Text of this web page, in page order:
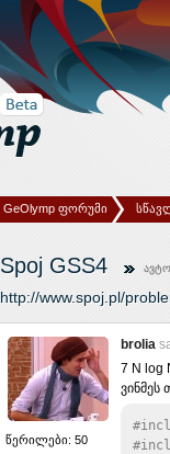
GeOlymp ფორუმი
Spoj GSS4
http://www.spoj.pl/
წერილები: 50
brolia
7 N log